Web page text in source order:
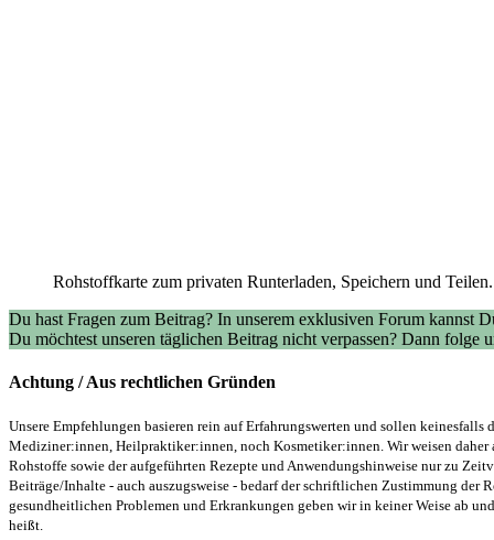
Rohstoffkarte zum privaten Runterladen, Speichern und
Du hast Fragen zum Beitrag? In unserem exklusiven Forum kannst
Du möchtest unseren täglichen Beitrag nicht verpassen? Dann folge
Achtung / Aus rechtlichen Gründen
Unsere Empfehlungen basieren rein auf Erfahrungswerten und sollen
Mediziner:innen, Heilpraktiker:innen, noch Kosmetiker:innen. Wir weisen daher
Rohstoffe sowie der aufgeführten Rezepte und Anwendungshinweise nur zu
Beiträge/Inhalte - auch auszugsweise - bedarf der schriftlichen Zustimmung
gesundheitlichen Problemen und Erkrankungen geben wir in keiner Weise ab
heißt.